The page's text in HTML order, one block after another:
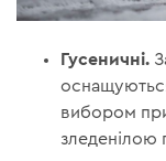
Гусеничні.
вибором при
зледенілою